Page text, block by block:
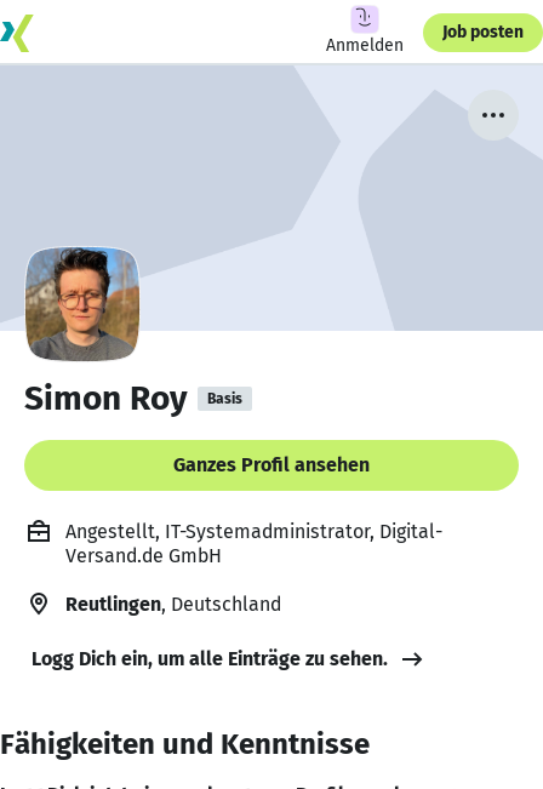
Anmelden
Job posten
Simon Roy Basis
Ganzes Profil ansehen
Angestellt, IT-Systemadministrator, Digital-
Versand.de GmbH
Reutlingen, Deutschland
Logg Dich ein, um alle Einträge zu sehen.
Fähigkeiten und Kenntnisse